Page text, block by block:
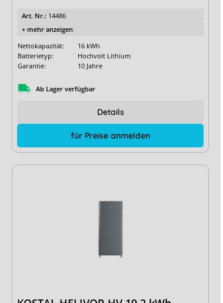
Art. Nr.: 14486
+ mehr anzeigen
Nettokapazität:
16 kWh
Batterietyp:
Hochvolt Lithium
Garantie:
10 Jahre
Ab Lager verfügbar
für Preise anmelden
Details